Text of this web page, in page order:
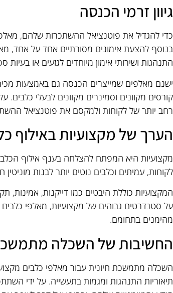
גיוון זרמי הכנסה
כדי להגדיל את פוטנציאל ההשתכרות שלהם,
בנוסף להצעת אימונים מסורתיים אחד על אחד,
התנהגות ושירותי אימון מיוחדים לגזעים או בעיות
ישנם מאלפים שמייצרים הכנסה גם באמצעות מכירת
קורסים מקוונים וסמינרים מקוונים לבעלי כלבים.
רחב יותר של לקוחות ולמקסם את פוטנציאל
הערך של מקצועיות באילוף
מקצועיות היא המפתח להצלחה בענף אילוף
לקוחות, עמיתים וכלבים נוטים יותר לבנות מוניטין
המקצועיות כוללת היבטים כמו דייקנות, אמינות,
על סטנדרטים גבוהים של מקצועיות, מאלפי
מהימנים בתחומם.
החשיבות של השכלה
השכלה מתמשכת חיונית עבור מאלפי כלבים
תיאוריות התנהגות ומגמות בתעשייה. על ידי